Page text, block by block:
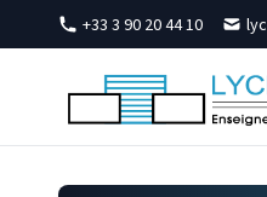
Skip to content+33 3 90 20 44 10